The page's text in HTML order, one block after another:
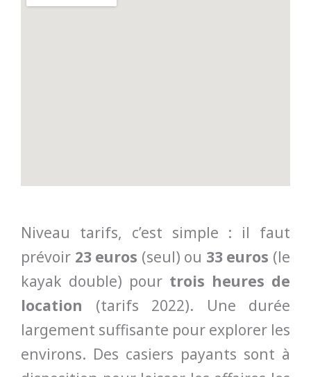
Niveau tarifs, c’est simple : il faut
prévoir 23 euros (seul) ou 33 euros (le
kayak double) pour trois heures de
location (tarifs 2022). Une durée
largement suffisante pour explorer les
environs. Des casiers payants sont à